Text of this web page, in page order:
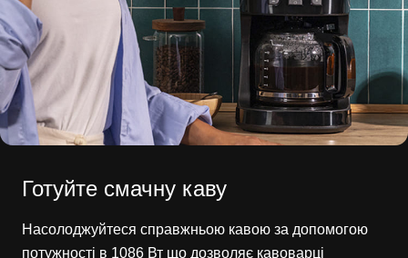
Готуйте смачну каву
Насолоджуйтеся справжньою кавою за допомогою
потужності в 1086 Вт що дозволяє кавоварці